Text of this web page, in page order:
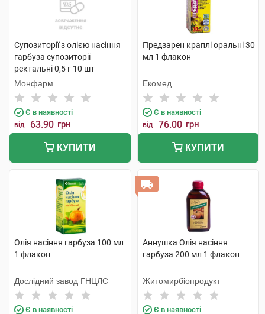
Супозиторії з олією насіння
гарбуза супозиторії
ректальні 0,5 г 10 шт
Монфарм
Є в наявності
від 63.90 грн
КУПИТИ
Предзарен краплі оральні 30
мл 1 флакон
Екомед
Є в наявності
від 76.00 грн
КУПИТИ
Олія насіння гарбуза 100 мл
1 флакон
Дослідний завод ГНЦЛС
Є в наявності
Аннушка Олія насіння
гарбуза 200 мл 1 флакон
Житомирбіопродукт
Є в наявності